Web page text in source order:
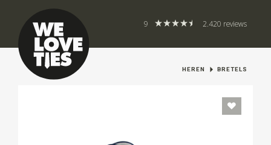
9 2.420 reviews
HEREN BRETELS